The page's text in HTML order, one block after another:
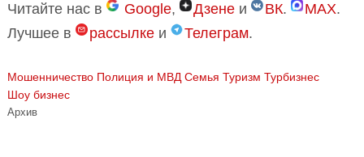
Читайте нас в Google, Дзене и ВК. MAX.
Лучшее в
рассылке и Телеграм.
Мошенничество Полиция и МВД Семья Туризм Турбизнес
Шоу бизнес
Архив